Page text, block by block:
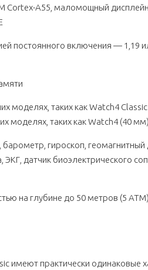
Cortex-A55, маломощный
постоянного включения — 1,19
моделях, таких как Watch4
моделях, таких как Watch4 (40 мм)
гироскоп, геомагнитный
ЭКГ, датчик биоэлектрического
на глубине до 50 метров (5 АТМ)
имеют практически одинаковые